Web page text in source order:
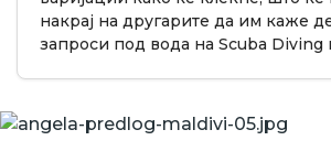
накрај на другарите да им каже
запроси под вода на Scuba Diving